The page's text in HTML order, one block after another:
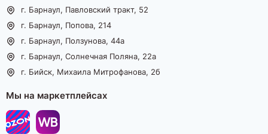
г. Барнаул, Павловский тракт, 52
г. Барнаул, Попова, 214
г. Барнаул, Ползунова, 44а
г. Барнаул, Солнечная Поляна, 22а
г. Бийск, Михаила Митрофанова, 2б
Мы на маркетплейсах